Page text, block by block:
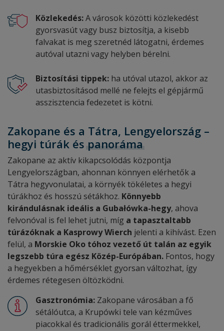
Közlekedés:A városok közötti közlekedést
gyorsvasút vagy busz biztosítja, a kisebb
falvakat is meg szeretnéd látogatni, érdemes
autóval utazni vagy helyben bérelni.
Biztosítási tippek: ha utóval utazol, akkor az
utasbiztosításod mellé ne felejts el gépjármű
asszisztencia fedezetet is kötni.
Zakopane és a Tátra, Lengyelország –
hegyi túrák és panoráma
Zakopane az aktív kikapcsolódás központja
Lengyelországban, ahonnan könnyen elérhetők a
Tátra hegyvonulatai, a környék tökéletes a hegyi
túrákhoz és hosszú sétákhoz. Könnyebb
kirándulásnak ideális a Gubałówka-hegy, ahova
felvonóval is fel lehet jutni, míg a tapasztaltabb
túrázóknak a Kasprowy Wierch jelenti a kihívást. Ezen
felül, a Morskie Oko tóhoz vezető út talán az egyik
legszebb túra egész Közép-Európában. Fontos, hogy
a hegyekben a hőmérséklet gyorsan változhat, így
érdemes rétegesen öltözködni.
Gasztronómia: Zakopane városában a fő
sétálóutca, a Krupówki tele van kézműves
piacokkal és tradicionális gorál éttermekkel,